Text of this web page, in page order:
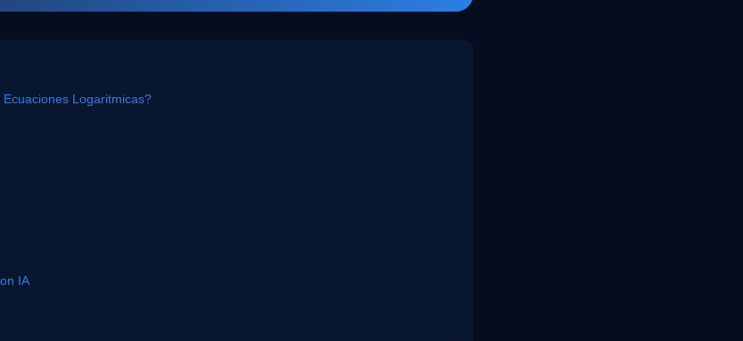
Logaritmicas?
IA